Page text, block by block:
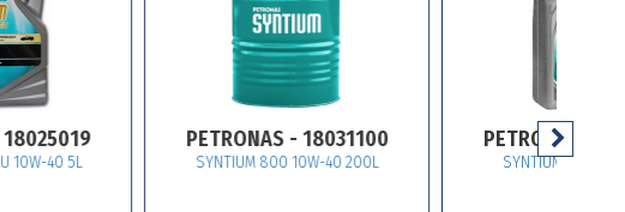
PETRONAS - 18031100
SYNTIUM 800 10W-40 200L
PETRONAS - 18031619
SYNTIUM 800 10W-40 1L